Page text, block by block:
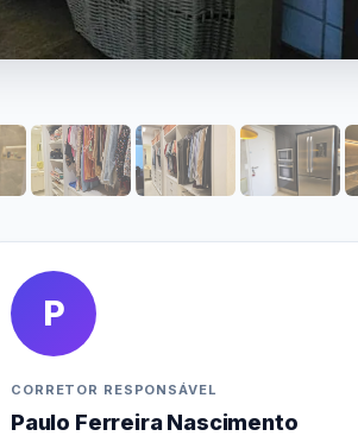
P
CORRETOR RESPONSÁVEL
Paulo Ferreira Nascimento